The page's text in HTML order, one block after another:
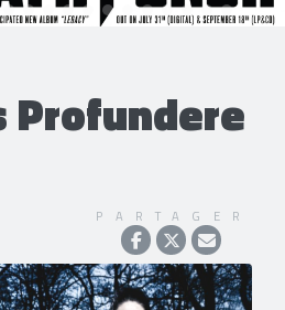
Profundere
PARTAGER